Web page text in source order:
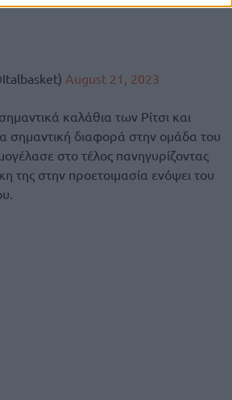
August 21, 2023
καλάθια των Ρίτσι και
σημαντική διαφορά στην ομάδα του
στο τέλος πανηγυρίζοντας
της στην προετοιμασία ενόψει του